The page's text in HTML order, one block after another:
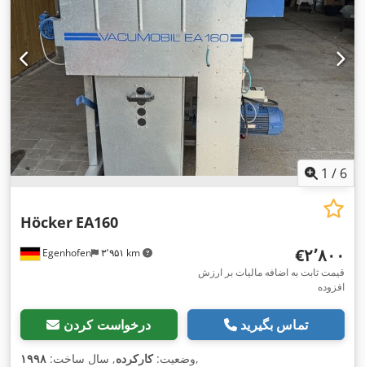
1 / 6
Egenhofen ۳٬۹۵۱ km
Höcker EA160
‎€۲٬۸۰۰
قیمت ثابت به اضافه مالیات بر ارزش
افزوده
درخواست کردن تماس بگیرید
وضعیت:کارکرده, سال ساخت: ۱۹۹۸ ,